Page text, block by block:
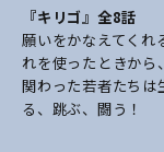
『キリゴ』全8話
願いをかなえてくれ
れを使ったときから
関わった若者たちは
る、跳ぶ、闘う！